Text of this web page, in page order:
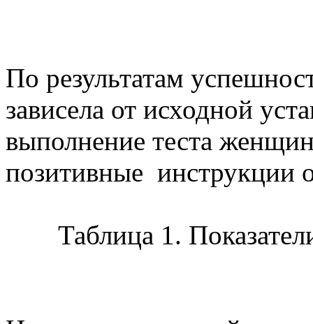
По результатам
зависела от исходной
выполнение теста
позитивные инструкции
Таблица 1.